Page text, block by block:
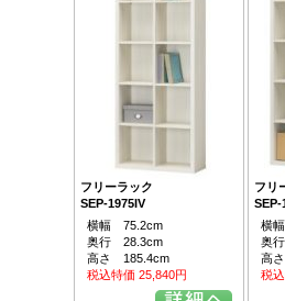
フリーラック
SEP-1975IV
横幅 75.2cm
奥行 28.3cm
高さ 185.4cm
税込特価 25,840円
フリ
SEP-
横
奥
高
税